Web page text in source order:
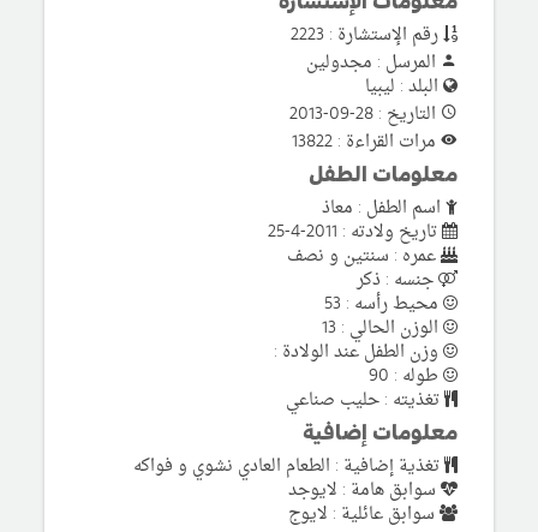
رقم الإستشارة : 2223
المرسل : مجدولين
البلد : ليبيا
التاريخ : 28-09-2013
مرات القراءة : 13822
معلومات الطفل
اسم الطفل : معاذ
تاريخ ولادته : 2011-4-25
عمره : سنتين و نصف
جنسه : ذكر
محيط رأسه : 53
الوزن الحالي : 13
وزن الطفل عند الولادة :
طوله : 90
تغذيته : حليب صناعي
معلومات إضافية
تغذية إضافية : الطعام العادي نشوي و فواكه
سوابق هامة : لايوجد
سوابق عائلية : لايوج